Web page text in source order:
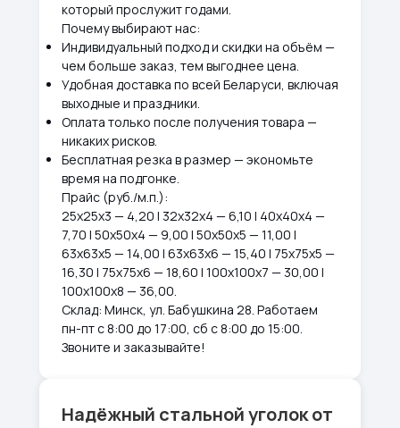
который прослужит годами.
Почему выбирают нас:
Индивидуальный подход и скидки на объём —
чем больше заказ, тем выгоднее цена.
Удобная доставка по всей Беларуси, включая
выходные и праздники.
Оплата только после получения товара —
никаких рисков.
Бесплатная резка в размер — экономьте
время на подгонке.
Прайс (руб./м.п.):
25х25х3 — 4,20 | 32х32х4 — 6,10 | 40х40х4 —
7,70 | 50х50х4 — 9,00 | 50х50х5 — 11,00 |
63х63х5 — 14,00 | 63х63х6 — 15,40 | 75х75х5 —
16,30 | 75х75х6 — 18,60 | 100х100х7 — 30,00 |
100х100х8 — 36,00.
Склад: Минск, ул. Бабушкина 28. Работаем
пн-пт с 8:00 до 17:00, сб с 8:00 до 15:00.
Звоните и заказывайте!
Надёжный стальной уголок от